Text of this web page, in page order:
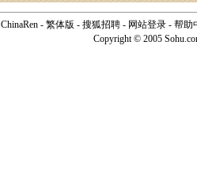
ChinaRen - 繁体版 - 搜狐招聘 - 网站登录 - 帮助
Copyright © 2005